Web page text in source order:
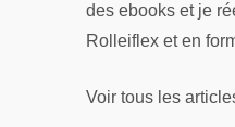
des ebooks et je
Rolleiflex et en
Voir tous les